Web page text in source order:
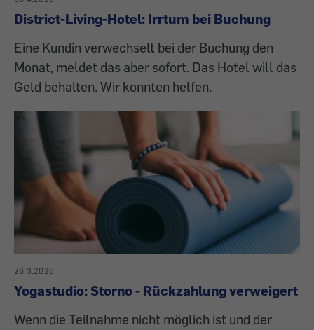
District-Living-Hotel: Irrtum bei Buchung
Eine Kundin verwechselt bei der Buchung den
Monat, meldet das aber sofort. Das Hotel will das
Geld behalten. Wir konnten helfen.
26.3.2026
Yogastudio: Storno - Rückzahlung verweigert
Wenn die Teilnahme nicht möglich ist und der